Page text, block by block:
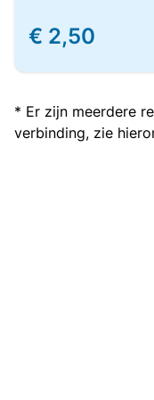
€ 2,50
* Er zijn meerdere
verbinding, zie